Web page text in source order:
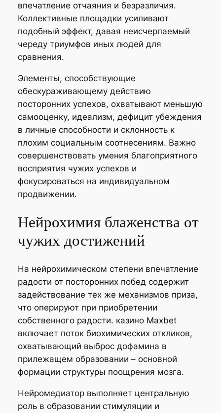
впечатление отчаяния и безразличия.
Коллективные площадки усиливают
подобный эффект, давая неисчерпаемый
череду триумфов иных людей для
сравнения.
Элементы, способствующие
обескураживающему действию
посторонних успехов, охватывают меньшую
самооценку, идеализм, дефицит убеждения
в личные способности и склонность к
плохим социальным соотнесениям. Важно
совершенствовать умения благоприятного
восприятия чужих успехов и
фокусироваться на индивидуальном
продвижении.
Нейрохимия блаженства от
чужих достижений
На нейрохимическом степени впечатление
радости от посторонних побед содержит
задействование тех же механизмов приза,
что оперируют при приобретении
собственного радости. казино Maxbet
включает поток биохимических откликов,
охватывающий выброс дофамина в
прилежащем образовании – основной
формации структуры поощрения мозга.
Нейромедиатор выполняет центральную
роль в образовании стимуляции и